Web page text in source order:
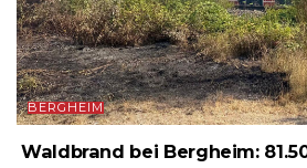
BERGHEIM
Waldbrand bei Bergheim: